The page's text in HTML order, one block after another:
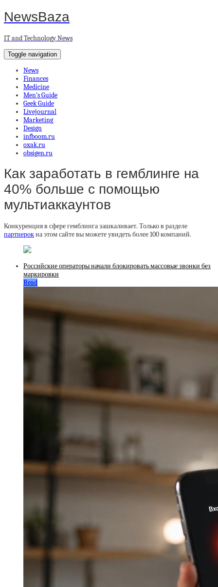
NewsBaza
IT and Technology News
Toggle navigation
News
Finances
Medicine
Men’s Guide
Geek Guide
Livejournal
Marketing
Design
infboom.ru
oxak.ru
obsigen.ru
Как заработать в гемблинге на
40% больше с помощью
мультиаккаунтов
Конкуренция в сфере гемблинга зашкаливает. Только в разделе
партнерокна этом сайте вы можете увидеть более 100 компаний.
Российские операторы начали блокировать массовые звонки без
маркировки
Read